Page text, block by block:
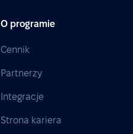
O programie
Cennik
Partnerzy
Integracje
Strona kariera